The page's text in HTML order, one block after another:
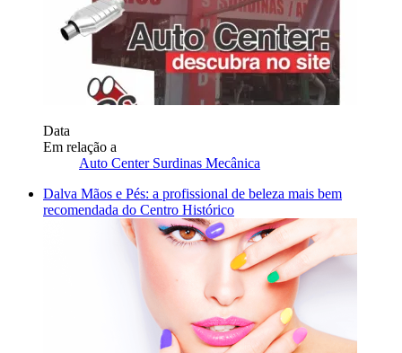
Data
Em relação a
Auto Center Surdinas Mecânica
Dalva Mãos e Pés: a profissional de beleza mais bem
recomendada do Centro Histórico